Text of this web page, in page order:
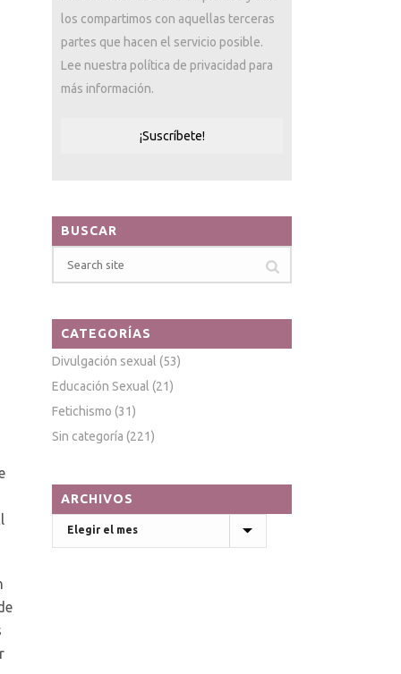
los compartimos con aquellas terceras
partes que hacen el servicio posible.
Lee nuestra política de privacidad para
más información.
BUSCAR
CATEGORÍAS
Divulgación sexual (53)
Educación Sexual (21)
Fetichismo (31)
Sin categoría (221)
ARCHIVOS
Archivos